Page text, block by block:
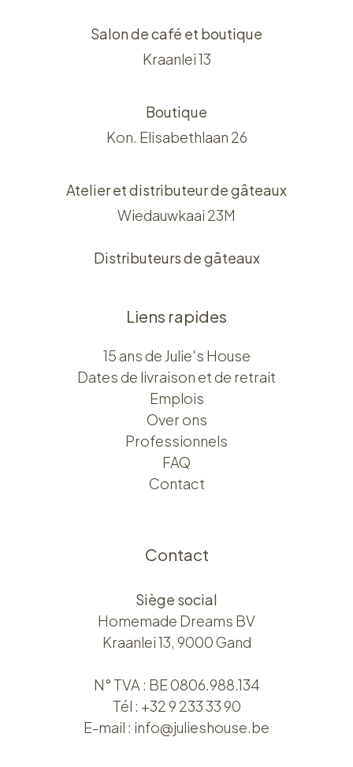
Salon de café et boutique
Kraanlei 13
Boutique
Kon. Elisabethlaan 26
Atelier et distributeur de gâteaux
Wiedauwkaai 23M
Distributeurs de gâteaux
Liens rapides
15 ans de Julie's House
Dates de livraison et de retrait
Emplois
Over ons​​
Professionnels
FAQ
Contact
Contact
Siège social
Homemade Dreams BV
Kraanlei 13, 9000 Gand
N° TVA : BE 0806.988.134
Tél : +32 9 233 33 90
E-mail : info@julieshouse.be